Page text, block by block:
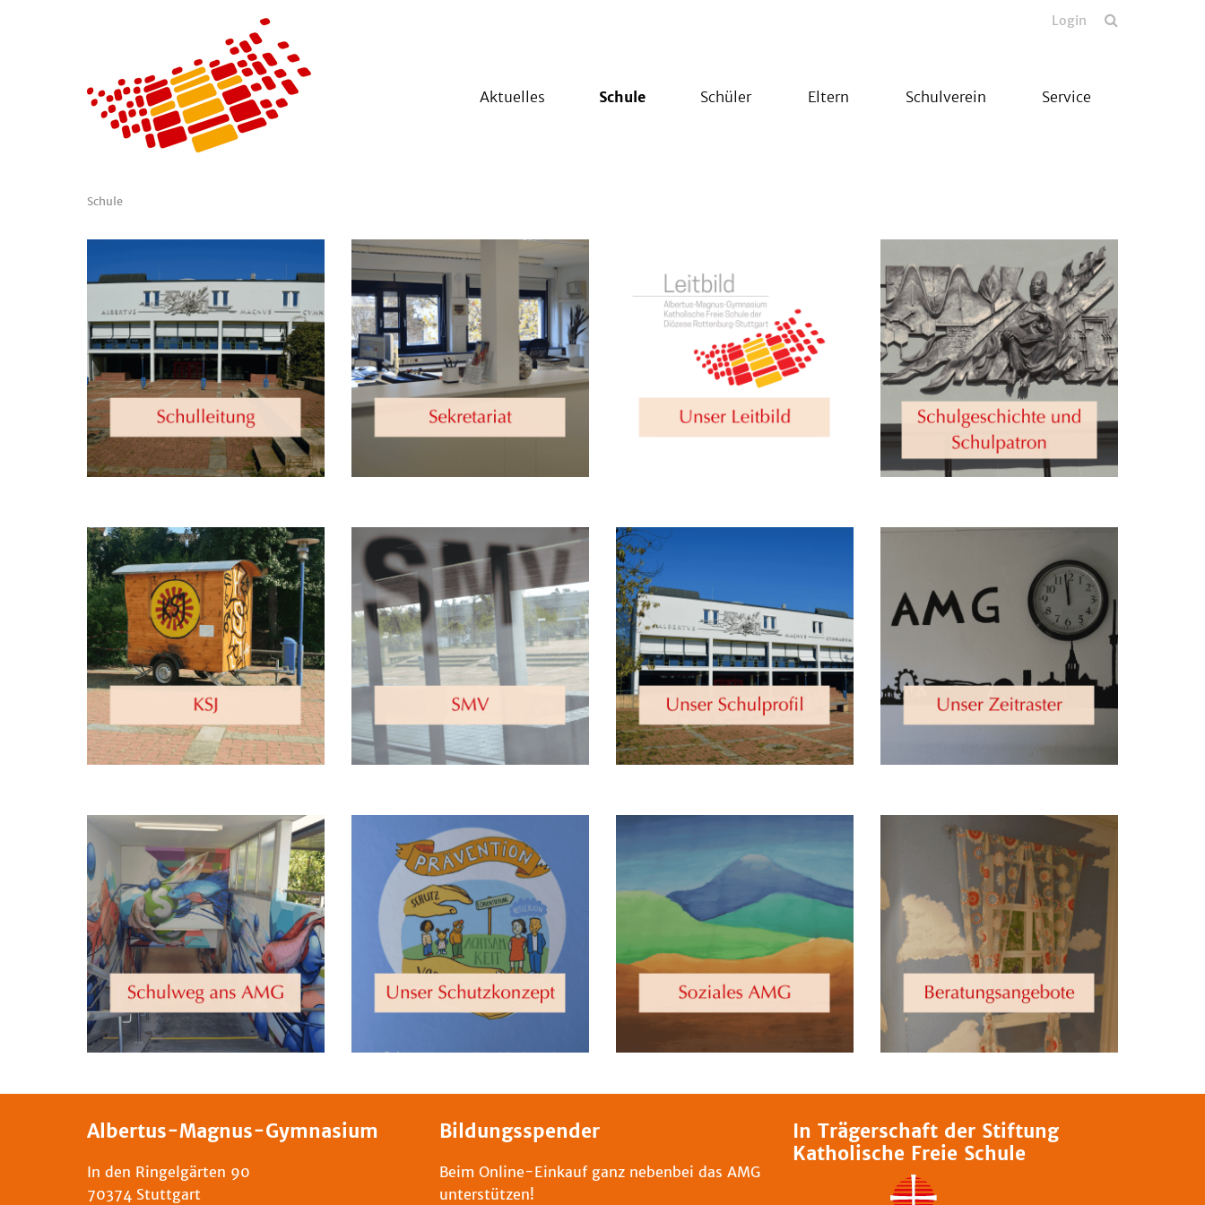
Login
Aktuelles Schule Schüler Eltern Schulverein Service
Schule
Albertus-Magnus-Gymnasium
In den Ringelgärten 90
70374 Stuttgart
Bildungsspender
Beim Online-Einkauf ganz nebenbei das AMG
unterstützen!
In Trägerschaft der Stiftung
Katholische Freie Schule